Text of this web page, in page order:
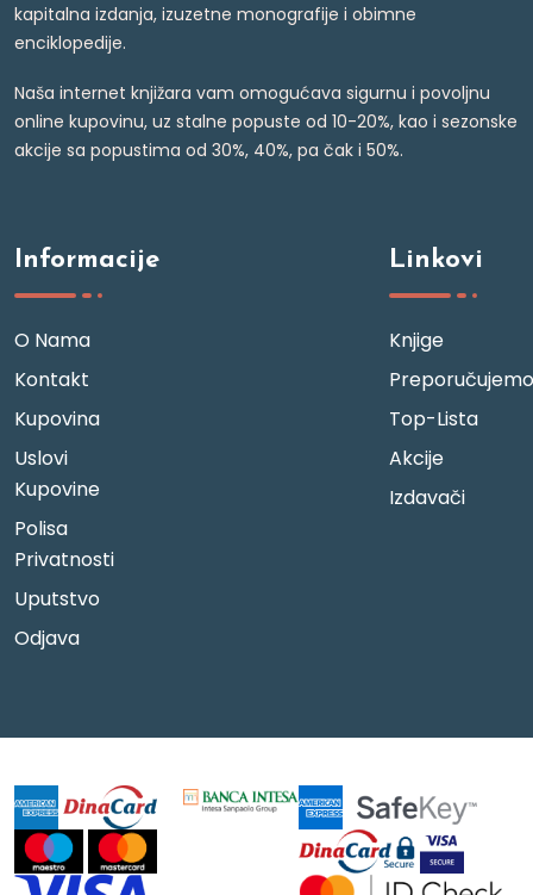
kapitalna izdanja, izuzetne monografije i obimne
enciklopedije.
Naša internet knjižara vam omogućava sigurnu i povoljnu
online kupovinu, uz stalne popuste od 10-20%, kao i sezonske
akcije sa popustima od 30%, 40%, pa čak i 50%.
Informacije
O Nama
Kontakt
Kupovina
Uslovi
Kupovine
Polisa
Privatnosti
Uputstvo
Odjava
Linkovi
Knjige
Preporučujemo
Top-Lista
Akcije
Izdavači